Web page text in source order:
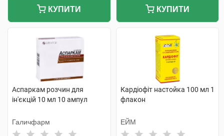
КУПИТИ КУПИТИ
Аспаркам розчин для
ін'єкцій 10 мл 10 ампул
Галичфарм
Кардіофіт настойка 100 мл 1
флакон
ЕЙМ